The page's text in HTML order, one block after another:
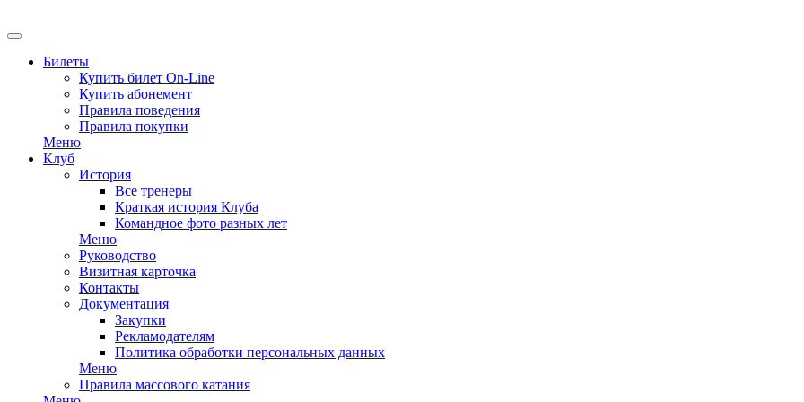
Билеты
Купить билет On-Line
Купить абонемент
Правила поведения
Правила покупки
Меню
Клуб
История
Все тренеры
Краткая история Клуба
Командное фото разных лет
Меню
Руководство
Визитная карточка
Контакты
Документация
Закупки
Рекламодателям
Политика обработки персональных данных
Меню
Правила массового катания